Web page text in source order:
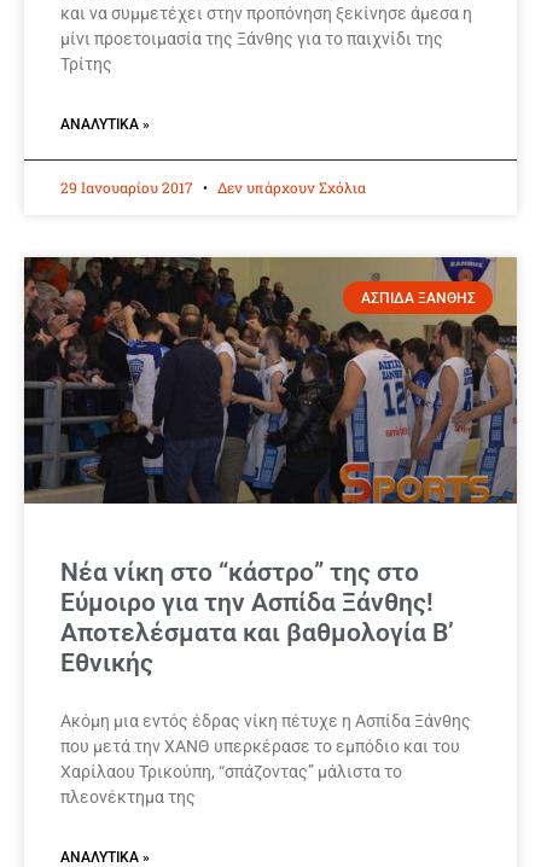
και να συμμετέχει στην προπόνηση ξεκίνησε άμεσα η
μίνι προετοιμασία της Ξάνθης για το παιχνίδι της
Τρίτης
ΑΝΑΛΥΤΙΚΆ »
29 Ιανουαρίου 2017 Δεν υπάρχουν Σχόλια
ΑΣΠΙΔΑ ΞΑΝΘΗΣ
Νέα νίκη στο “κάστρο” της στο
Εύμοιρο για την Ασπίδα Ξάνθης!
Αποτελέσματα και βαθμολογία Β’
Εθνικής
Ακόμη μια εντός έδρας νίκη πέτυχε η Ασπίδα Ξάνθης
που μετά την ΧΑΝΘ υπερκέρασε το εμπόδιο και του
Χαρίλαου Τρικούπη, “σπάζοντας” μάλιστα το
πλεονέκτημα της
ΑΝΑΛΥΤΙΚΆ »